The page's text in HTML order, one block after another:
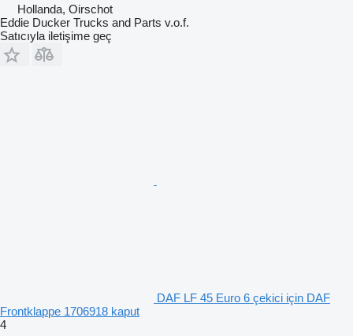
Hollanda, Oirschot
Eddie Ducker Trucks and Parts v.o.f.
Satıcıyla iletişime geç
DAF LF 45 Euro 6 çekici için DAF
Frontklappe 1706918 kaput
4